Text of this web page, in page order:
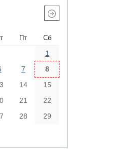
Пт Сб
1
7
8
14
15
21
22
28
29